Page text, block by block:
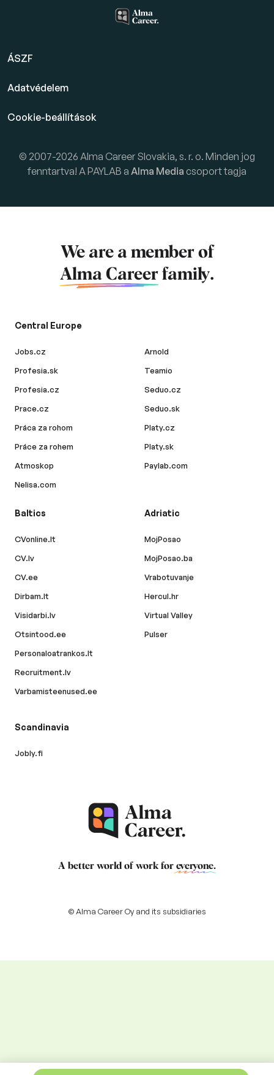
ÁSZF
Adatvédelem
Cookie-beállítások
© 2007-2026 Alma Career Slovakia, s. r. o. Minden jog
fenntartva! A PAYLAB a Alma Media csoport tagja
We are a member of
Alma Career family.
Central Europe
Jobs.cz
Profesia.sk
Profesia.cz
Prace.cz
Práca za rohom
Práce za rohem
Atmoskop
Nelisa.com
Arnold
Teamio
Seduo.cz
Seduo.sk
Platy.cz
Platy.sk
Paylab.com
Baltics
CVonline.lt
CV.lv
CV.ee
Dirbam.lt
Visidarbi.lv
Otsintood.ee
Personaloatrankos.lt
Recruitment.lv
Varbamisteenused.ee
Adriatic
MojPosao
MojPosao.ba
Vrabotuvanje
Hercul.hr
Virtual Valley
Pulser
Scandinavia
Jobly.fi
A better world of work for everyone.
© Alma Career Oy and its subsidiaries